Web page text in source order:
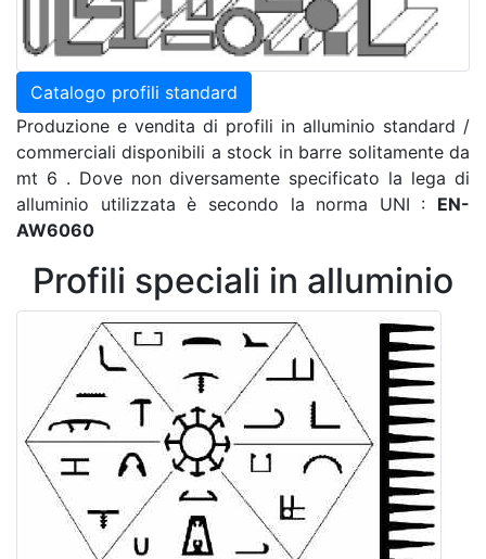
Catalogo profili standard
Produzione e vendita di profili in alluminio standard /
commerciali disponibili a stock in barre solitamente da
mt 6 . Dove non diversamente specificato la lega di
alluminio utilizzata è secondo la norma UNI : EN-
AW6060
Profili speciali in alluminio